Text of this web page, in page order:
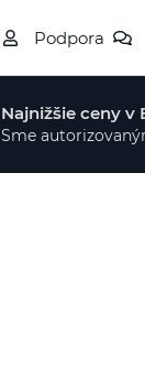
Podpora
Najnižšie ceny v
Sme